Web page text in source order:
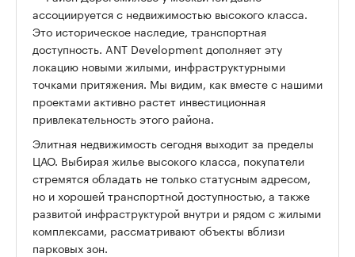
ассоциируется с недвижимостью высокого класса.
Это историческое наследие, транспортная
доступность. ANT Development дополняет эту
локацию новыми жилыми, инфраструктурными
точками притяжения. Мы видим, как вместе с нашими
проектами активно растет инвестиционная
привлекательность этого района.
Элитная недвижимость сегодня выходит за пределы
ЦАО. Выбирая жилье высокого класса, покупатели
стремятся обладать не только статусным адресом,
но и хорошей транспортной доступностью, а также
развитой инфраструктурой внутри и рядом с жилыми
комплексами, рассматривают объекты вблизи
парковых зон.